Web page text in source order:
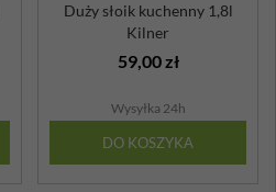
Duży słoik kuchenny 1,8l
Kilner
59,00 zł
Wysyłka 24h
DO KOSZYKA